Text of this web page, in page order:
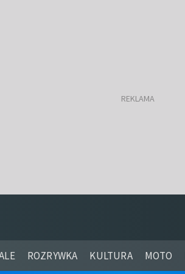
ROZRYWKA KULTURA MOTO